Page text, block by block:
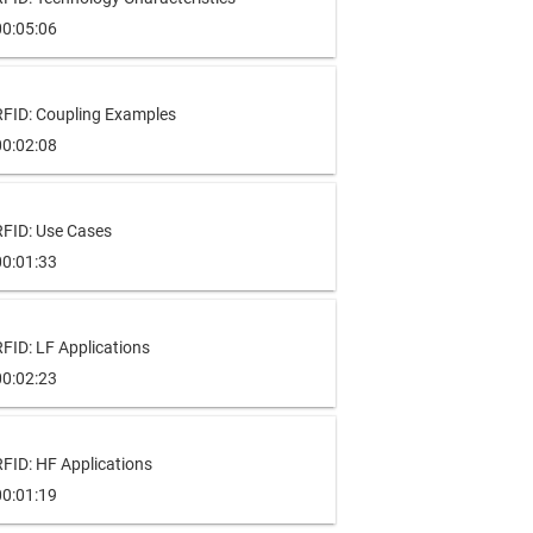
Coupling Examples
Use Cases
LF Applications
HF Applications